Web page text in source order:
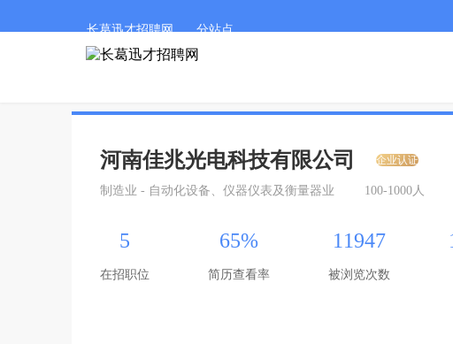
长葛迅才招聘网 分站点
河南佳兆光电科技有限公司 企业认证
制造业 - 自动化设备、仪器仪表及衡量器业 100-1000人
5
在招职位
65%
简历查看率
11947
被浏览次数